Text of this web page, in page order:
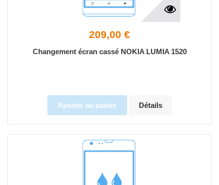
209,00 €
Changement écran cassé NOKIA LUMIA 1520
Ajouter au panier Détails